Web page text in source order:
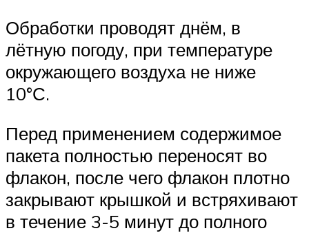
Обработки проводят днём, в
лётную погоду, при температуре
окружающего воздуха не ниже
10°С.
Перед применением содержимое
пакета полностью переносят во
флакон, после чего флакон плотно
закрывают крышкой и встряхивают
в течение 3-5 минут до полного